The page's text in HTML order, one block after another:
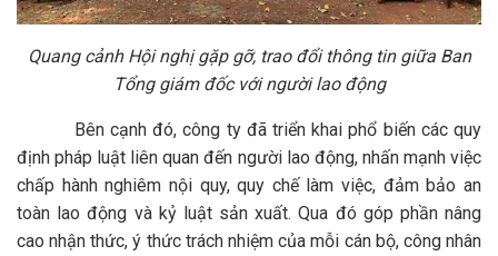
Quang cảnh Hội nghị gặp gỡ, trao đổi thông tin giữa Ban
Tổng giám đốc với người lao động
Bên cạnh đó, công ty đã triển khai phổ biến các quy
định pháp luật liên quan đến người lao động, nhấn mạnh việc
chấp hành nghiêm nội quy, quy chế làm việc, đảm bảo an
toàn lao động và kỷ luật sản xuất. Qua đó góp phần nâng
cao nhận thức, ý thức trách nhiệm của mỗi cán bộ, công nhân